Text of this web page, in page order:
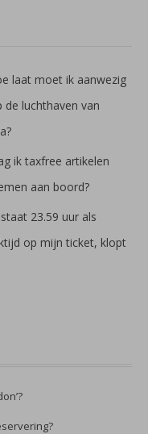
laat moet ik aanwezig
de luchthaven van
ik taxfree artikelen
aan boord?
staat 23.59 uur als
op mijn ticket, klopt